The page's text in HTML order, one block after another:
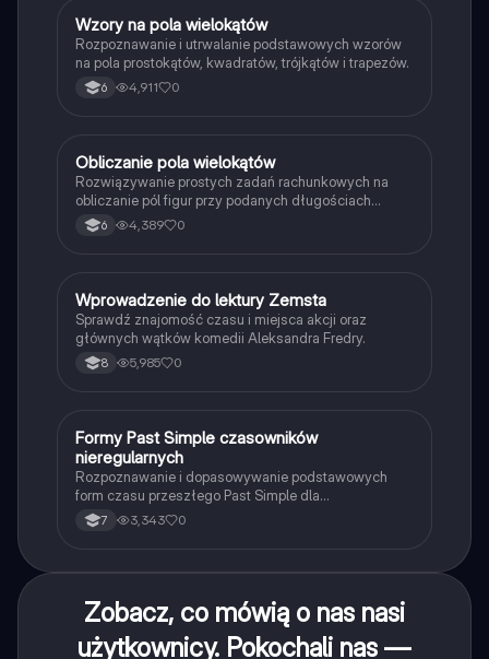
WMatematyka
Wzory na pola wielokątów
Rozpoznawanie i utrwalanie podstawowych wzorów
na pola prostokątów, kwadratów, trójkątów i trapezów.
6 4,911 0
OMatematyka
Obliczanie pola wielokątów
Rozwiązywanie prostych zadań rachunkowych na
obliczanie pól figur przy podanych długościach
boków i wysokości.
6 4,389 0
WJęzyk polski
Wprowadzenie do lektury Zemsta
Sprawdź znajomość czasu i miejsca akcji oraz
głównych wątków komedii Aleksandra Fredry.
8 5,985 0
FJęzyk angielski
Formy Past Simple czasowników
nieregularnych
Rozpoznawanie i dopasowywanie podstawowych
form czasu przeszłego Past Simple dla
najpopularniejszych czasowników nieregularnych.
7 3,343 0
Zobacz, co mówią o nas nasi
użytkownicy. Pokochali nas —